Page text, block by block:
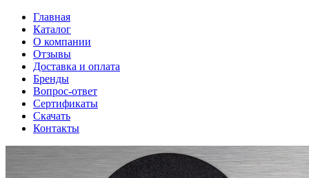
Главная
Каталог
О компании
Отзывы
Доставка и оплата
Бренды
Вопрос-ответ
Сертификаты
Скачать
Контакты